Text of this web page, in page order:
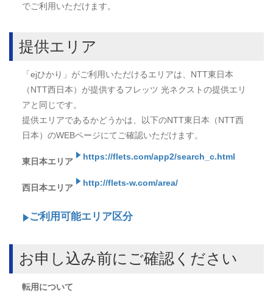
でご利用いただけます。
提供エリア
「ejひかり」がご利用いただけるエリアは、NTT東日本
（NTT西日本）が提供するフレッツ 光ネクストの提供エリ
アと同じです。
提供エリアであるかどうかは、以下のNTT東日本（NTT西
日本）のWEBページにてご確認いただけます。
東日本エリア https://flets.com/app2/search_c.html
西日本エリア http://flets-w.com/area/
ご利用可能エリア区分
お申し込み前にご確認ください
転用について